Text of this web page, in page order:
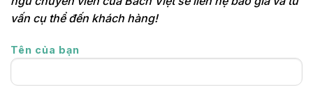
vấn cụ thể đến khách hàng!
Tên của bạn